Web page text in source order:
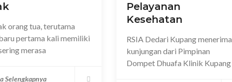
orang tua, terutama
pertama kali memiliki
merasa
Selengkapnya
Pelayanan
Kesehatan
RSIA Dedari Kupang menerima
kunjungan dari Pimpinan
Dompet Dhuafa Klinik Kupang